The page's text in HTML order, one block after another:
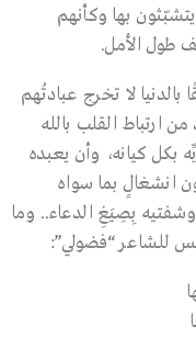
بها وكأنهم
طول الأمل.
بالدنيا لا تخرج عبادتُهم
ارتباط القلب بالله
بكل كيانه، وأن يعبده
انشغالٍ بما سواه
وشفتيه بِصِيَغِ الدعاء.. وما
للشاعر “فضولي”: